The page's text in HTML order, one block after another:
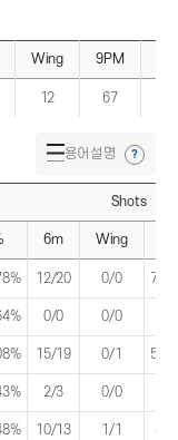
Wing 9PM
12 67
용어설명
Shots
6m Wing
12/20 0/0 75/
0/0 0/0
15/19 0/1 56/
2/3 0/0
10/13 1/1 43/